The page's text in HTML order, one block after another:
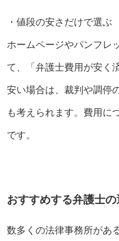
・値段の安さだけで選ぶ
ホームページやパンフレ
て、「弁護士費用が安く
安い場合は、裁判や調停
も考えられます。費用に
です。
おすすめする弁護士
数多くの法律事務所があ